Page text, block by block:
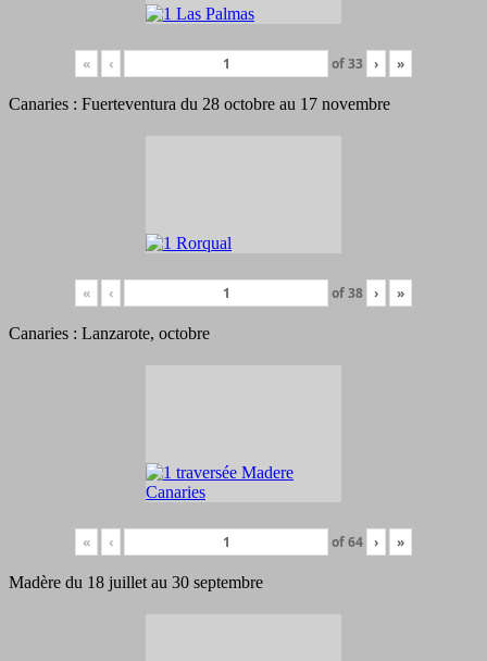
« ‹ of33 › »
Canaries : Fuerteventura du 28 octobre au 17 novembre
« ‹ of38 › »
Canaries : Lanzarote, octobre
« ‹ of64 › »
Madère du 18 juillet au 30 septembre